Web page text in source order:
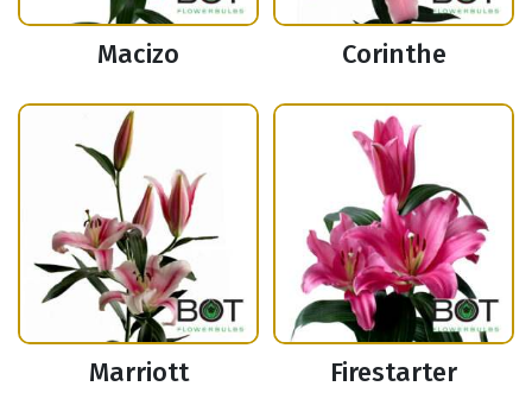
Macizo Corinthe
Marriott Firestarter